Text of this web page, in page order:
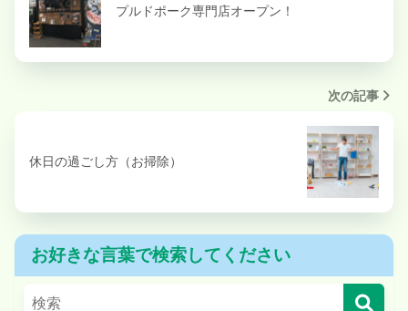
プルドポーク専門店オープン！
次の記事
休日の過ごし方（お掃除）
お好きな言葉で検索してください